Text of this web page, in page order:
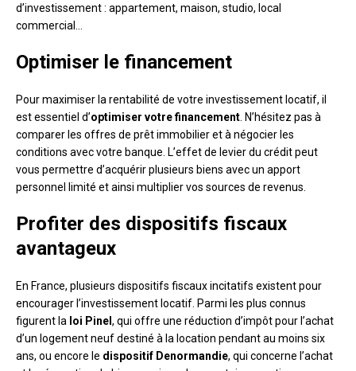
d’investissement : appartement, maison, studio, local
commercial…
Optimiser le financement
Pour maximiser la rentabilité de votre investissement locatif, il
est essentiel d’optimiser votre financement . N’hésitez pas à
comparer les offres de prêt immobilier et à négocier les
conditions avec votre banque. L’effet de levier du crédit peut
vous permettre d’acquérir plusieurs biens avec un apport
personnel limité et ainsi multiplier vos sources de revenus.
Profiter des dispositifs fiscaux
avantageux
En France, plusieurs dispositifs fiscaux incitatifs existent pour
encourager l’investissement locatif. Parmi les plus connus
figurent la loi Pinel , qui offre une réduction d’impôt pour l’achat
d’un logement neuf destiné à la location pendant au moins six
ans, ou encore le dispositif Denormandie, qui concerne l’achat